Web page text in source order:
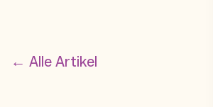
← Alle Artikel